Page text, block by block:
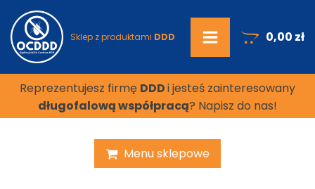
Sklep z produktami DDD 0,00 zł
Reprezentujesz firmę DDDi jesteś zainteresowany
długofalową współpracą? Napisz do nas!
Menu sklepowe